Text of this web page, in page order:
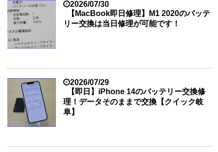
2026/07/30
【MacBook即日修理】M1 2020のバッテ
リー交換は当日修理が可能です！
2026/07/29
【即日】iPhone 14のバッテリー交換修
理！データそのままで交換【クイック岐
阜】